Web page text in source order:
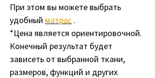
При этом вы можете выбрать
удобный матрас .
*Цена является ориентировочной.
Конечный результат будет
зависеть от выбранной ткани,
размеров, функций и других